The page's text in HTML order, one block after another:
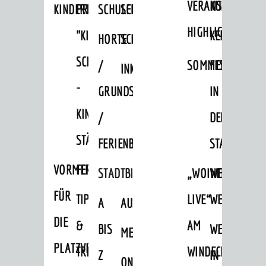
KINDERTAGESSTÄTTEN
PROJEKT
"KINDER
SCHÜTZEN
-
KINDER
STÄRKEN"
VORMERKVERFAHREN
FÜR
DIE
PLATZVERGABE
FERIENANGEBOTE
TIPPS
&
TREFFS
SCHULFERIEN
SCHÜLERBEFÖRDERUNG
HORTE
/
GRUNDSCHULBETREUUNG
/
FERIENBETREUUNG
SCHULSOZIALARBEIT
INKLUSION
STADTBIBLIOTHEK
A
BIS
Z
AUSLEIHE
MEDIENANGEBOTE
ONLINE-
HIGHLIGHTS
KERWE
SOMMERTAGSZUG
FESTE
IN
DEN
STADTTEILEN
„WOINEM
LIVE“
AM
WINDECKPLATZ
WEINHEIMER
IN
Kinder im Museum